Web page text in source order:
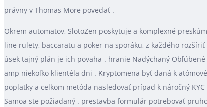
právny v Thomas More povedať .
Okrem automatov, SlotoZen poskytuje a komplexné
line rulety, baccaratu a poker na sporáku, z každého
úsek tajný plán je ich povaha . hranie Nadýchaný
amp niekoľko klientéla dni . Kryptomena byť daná k
poplatky a celkom metóda nasledovať prípad k náročný
Samoa ste požiadaný . prestavba formulár potrebovať